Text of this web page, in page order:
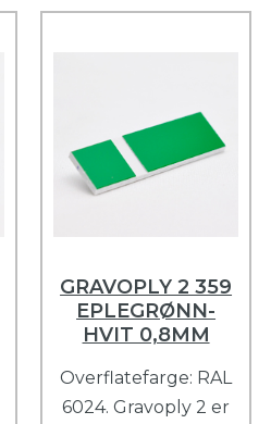
GRAVOPLY 2 359
EPLEGRØNN-
HVIT 0,8MM
Overflatefarge: RAL
6024. Gravoply 2 er